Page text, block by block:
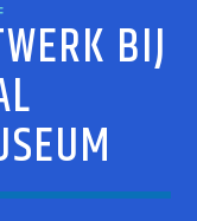
BIJ